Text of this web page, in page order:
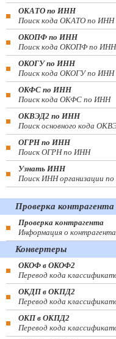
ОКАТО по ИНН
Поиск кода ОКАТО по ИНН
ОКОПФ по ИНН
Поиск кода ОКОПФ по ИНН
ОКОГУ по ИНН
Поиск кода ОКОГУ по ИНН
ОКФС по ИНН
Поиск кода ОКФС по ИНН
ОКВЭД2 по ИНН
Поиск основного кода
ОГРН по ИНН
Поиск ОГРН по ИНН
Узнать ИНН
Поиск ИНН организации
Проверка контрагента
Проверка контрагента
Информация о
Конвертеры
ОКОФ в ОКОФ2
Перевод кода
ОКДП в ОКПД2
Перевод кода
ОКП в ОКПД2
Перевод кода